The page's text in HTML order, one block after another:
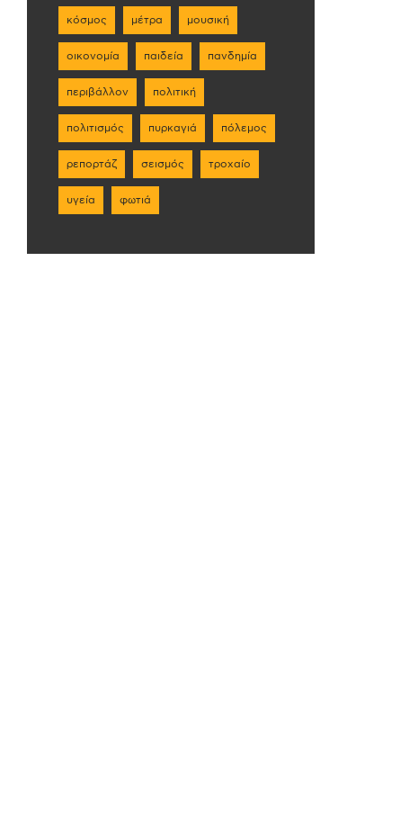
κόσμος μέτρα μουσική
οικονομία παιδεία πανδημία
περιβάλλον πολιτική
πολιτισμός πυρκαγιά πόλεμος
ρεπορτάζ σεισμός τροχαίο
υγεία φωτιά